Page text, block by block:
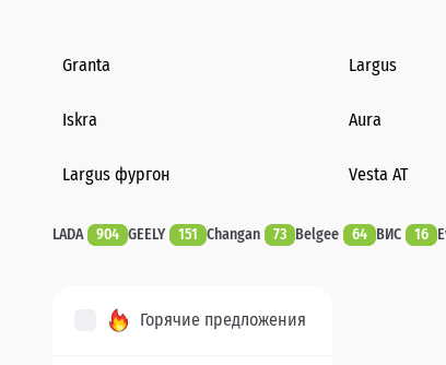
Granta Largus
Iskra Aura
Largus фургон Vesta AT
LADA 904 GEELY 151 Changan 73 Belgee 64 ВИС 16
Горячие предложения